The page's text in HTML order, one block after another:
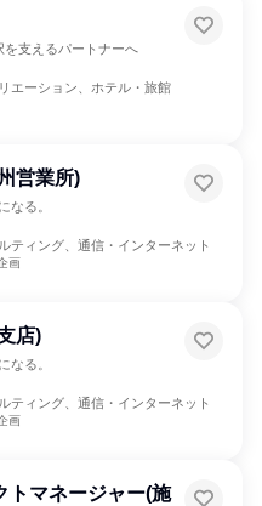
を支えるパートナーへ
エーション、ホテル・旅館
営業所)
なる。
ティング、通信・インターネット
画
店)
なる。
ティング、通信・インターネット
画
トマネージャー(施